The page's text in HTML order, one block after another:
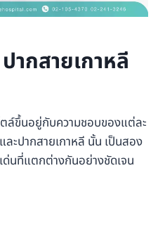
ากสายเกาหลี
ล์ขึ้นอยู่กับความชอบของแต่ละ
ะปากสายเกาหลี นั้น เป็นสอง
นที่แตกต่างกันอย่างชัดเจน